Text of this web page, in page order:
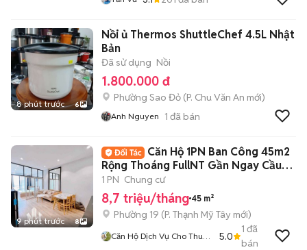
8 phút trước 6
Nồi ủ Thermos ShuttleChef 4.5L Nhật
Bản
Đã sử dụng Nồi
1.800.000 đ
Phường Sao Đỏ (P. Chu Văn An mới)
Anh Nguyen 1 đã bán
9 phút trước 8
Căn Hộ 1PN Ban Công 45m2
Rộng Thoáng FullNT Gần Ngay Cầu
Thị Nghè
1 PN Chung cư
8,7 triệu/tháng 45 m²
Phường 19 (P. Thạnh Mỹ Tây mới)
Căn Hộ Dịch Vụ Cho Thuê
5.0
1 đã
bán